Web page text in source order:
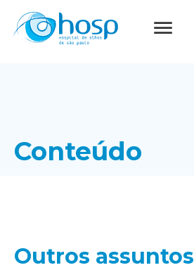
Conteúdo
Outros assuntos